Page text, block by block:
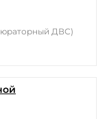
ДВС)